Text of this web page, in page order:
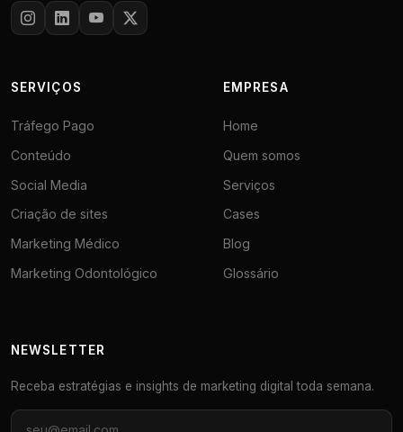
SERVIÇOS
Tráfego Pago
Conteúdo
Social Media
Criação de sites
Marketing Médico
Marketing Odontológico
EMPRESA
Home
Quem somos
Serviços
Cases
Blog
Glossário
NEWSLETTER
Receba estratégias e insights de marketing digital toda semana.